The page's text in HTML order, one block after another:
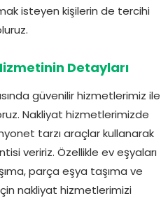
isteyen kişilerin de tercihi
Detayları
güvenilir hizmetlerimiz ile
Nakliyat hizmetlerimizde
tarzı araçlar kullanarak
veririz. Özellikle ev eşyaları
parça eşya taşıma ve
nakliyat hizmetlerimizi